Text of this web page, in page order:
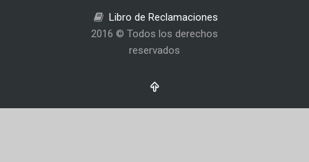
Libro de Reclamaciones
2016 © Todos los derechos
reservados